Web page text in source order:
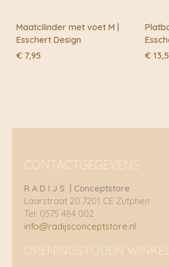
Maatcilinder met voet M |
Esschert Design
€ 7,95
€
CONTACTGEGEVENS
R A D I J S | Conceptstore
Laarstraat 20 7201 CE Zutphen
Tel: 0575 484 002
info@radijsconceptstore.nl
OPENINGSTIJDEN WINKEL